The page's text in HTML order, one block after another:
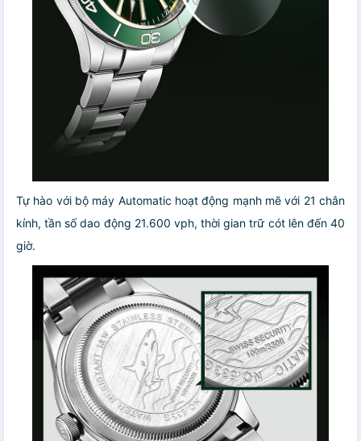
Tự hào với bộ máy Automatic hoạt động mạnh mẽ với 21 chân
kính, tần số dao động 21.600 vph, thời gian trữ cót lên đến 40
giờ.